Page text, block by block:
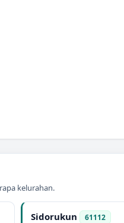
kelurahan.
Sidorukun 61112